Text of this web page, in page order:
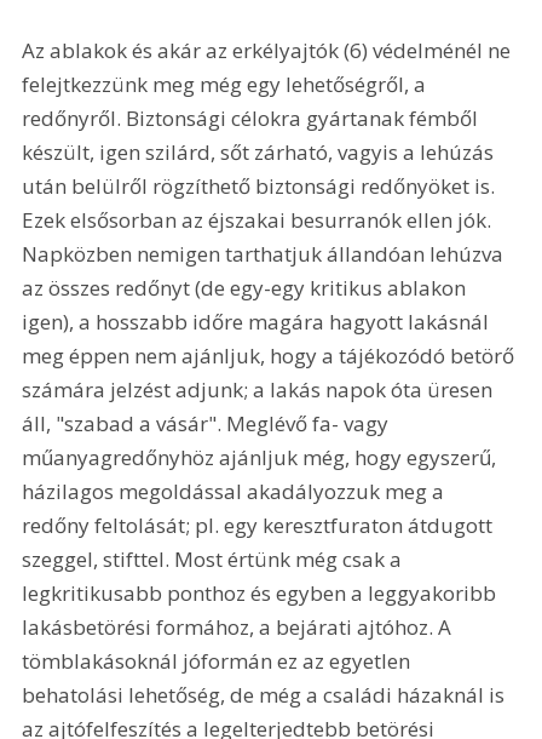
Az ablakok és akár az erkélyajtók (6) védelménél ne
felejtkezzünk meg még egy lehetőségről, a
redőnyről. Biztonsági célokra gyártanak fémből
készült, igen szilárd, sőt zárható, vagyis a lehúzás
után belülről rögzíthető biztonsági redőnyöket is.
Ezek elsősorban az éjszakai besurranók ellen jók.
Napközben nemigen tarthatjuk állandóan lehúzva
az összes redőnyt (de egy-egy kritikus ablakon
igen), a hosszabb időre magára hagyott lakásnál
meg éppen nem ajánljuk, hogy a tájékozódó betörő
számára jelzést adjunk; a lakás napok óta üresen
áll, "szabad a vásár". Meglévő fa- vagy
műanyagredőnyhöz ajánljuk még, hogy egyszerű,
házilagos megoldással akadályozzuk meg a
redőny feltolását; pl. egy keresztfuraton átdugott
szeggel, stifttel. Most értünk még csak a
legkritikusabb ponthoz és egyben a leggyakoribb
lakásbetörési formához, a bejárati ajtóhoz. A
tömblakásoknál jóformán ez az egyetlen
behatolási lehetőség, de még a családi házaknál is
az ajtófelfeszítés a legelterjedtebb betörési